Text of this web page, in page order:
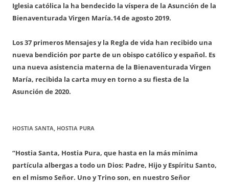
Iglesia católica la ha bendecido la víspera de la Asunción de la
Bienaventurada Virgen María.14 de agosto 2019.
Los 37 primeros Mensajes y la Regla de vida han recibido una
nueva bendición por parte de un obispo católico y español. Es
una nueva asistencia materna de la Bienaventurada Virgen
María, recibida la carta muy en torno a su fiesta de la
Asunción de 2020.
HOSTIA SANTA, HOSTIA PURA
“Hostia Santa, Hostia Pura, que hasta en la más mínima
partícula albergas a todo un Dios: Padre, Hijo y Espíritu Santo,
en el mismo Señor. Uno y Trino son, en nuestro Señor